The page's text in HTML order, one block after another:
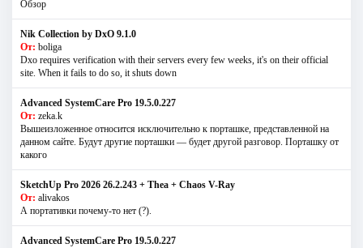
Обзор
Nik Collection by DxO 9.1.0
От: boliga
Dxo requires verification with their servers every few weeks, it's on their official
site. When it fails to do so, it shuts down
Advanced SystemCare Pro 19.5.0.227
От: zeka.k
Вышеизложенное относится исключительно к порташке, представленной на
данном сайте. Будут другие порташки — будет другой разговор. Порташку от
какого
SketchUp Pro 2026 26.2.243 + Thea + Chaos V-Ray
От: alivakos
А портативки почему-то нет (?).
Advanced SystemCare Pro 19.5.0.227